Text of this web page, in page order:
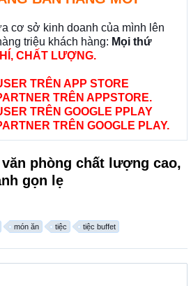
cơ sở kinh doanh của mình lên
triệu khách hàng: Mọi thứ
CHẤT LƯỢNG.
TRÊN APP STORE
TRÊN APPSTORE.
TRÊN GOOGLE PPLAY
TRÊN GOOGLE PLAY.
phòng chất lượng cao,
gọn lẹ
món ăn tiệc tiệc buffet